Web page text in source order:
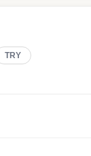
TRY